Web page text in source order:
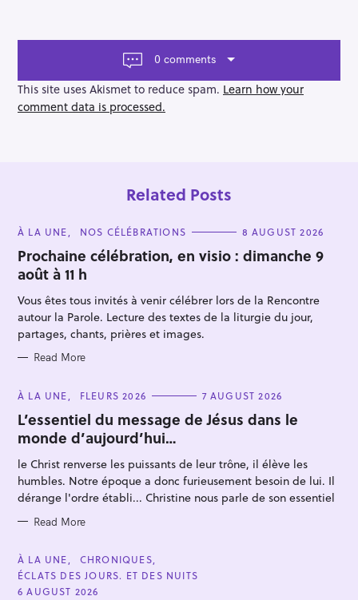
a
g
a
t
0 comments
This site uses Akismet to reduce spam. Learn how your
comment data is processed.
Related Posts
C
T
E
G
O
R
I
E
S
À LA UNE NOS CÉLÉBRATIONS 8 AUGUST 2026
Prochaine célébration, en visio : dimanche 9
août à 11 h
Vous êtes tous invités à venir célébrer lors de la Rencontre
autour la Parole. Lecture des textes de la liturgie du jour,
partages, chants, prières et images.
Read More
C
T
E
G
O
R
I
E
S
À LA UNE FLEURS 2026 7 AUGUST 2026
L’essentiel du message de Jésus dans le
monde d’aujourd’hui…
le Christ renverse les puissants de leur trône, il élève les
humbles. Notre époque a donc furieusement besoin de lui. Il
dérange l'ordre établi... Christine nous parle de son essentiel
Read More
C
A
T
E
À LA UNE
CHRONIQUES
ÉCLATS DES JOURS. ET DES NUITS
6 AUGUST 2026
e
a
r
h
f